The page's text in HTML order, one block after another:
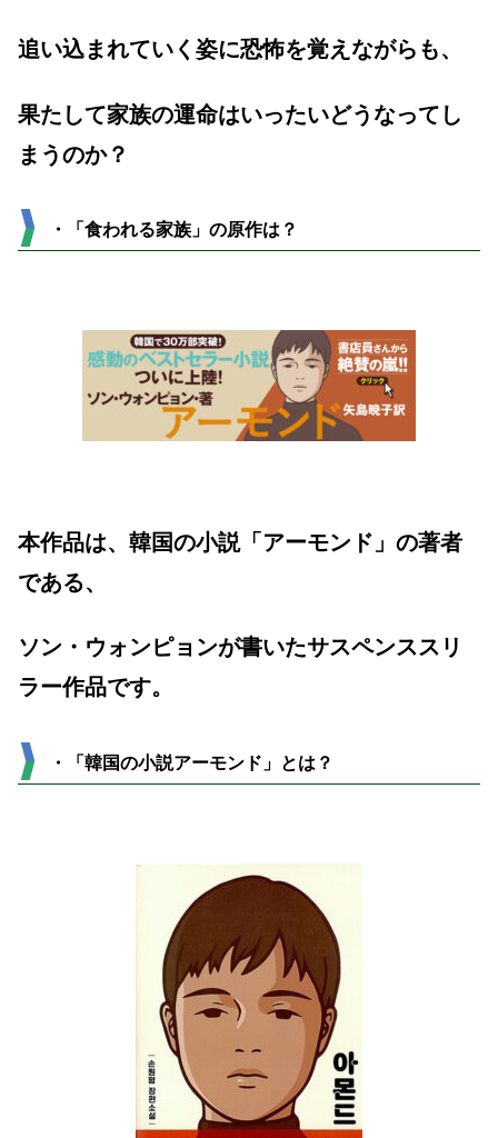
追い込まれていく姿に恐怖を覚えながらも、
果たして家族の運命はいったいどうなってし
まうのか？
・「食われる家族」の原作は？
本作品は、韓国の小説「アーモンド」の著者
である、
ソン・ウォンピョンが書いたサスペンススリ
ラー作品です。
・「韓国の小説アーモンド」とは？